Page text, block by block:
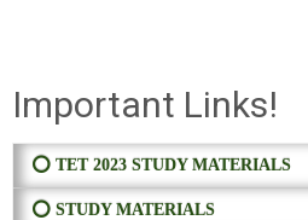
Important Links!
⭕ TET 2023 STUDY MATERIALS
⭕ STUDY MATERIALS